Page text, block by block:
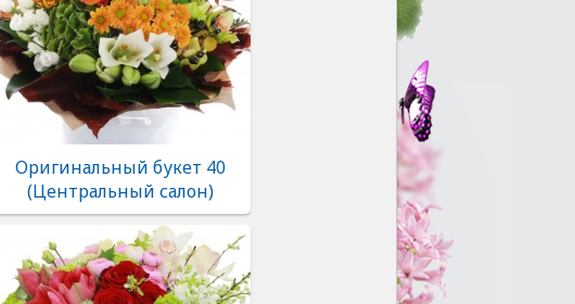
Оригинальный букет 40
(Центральный салон)